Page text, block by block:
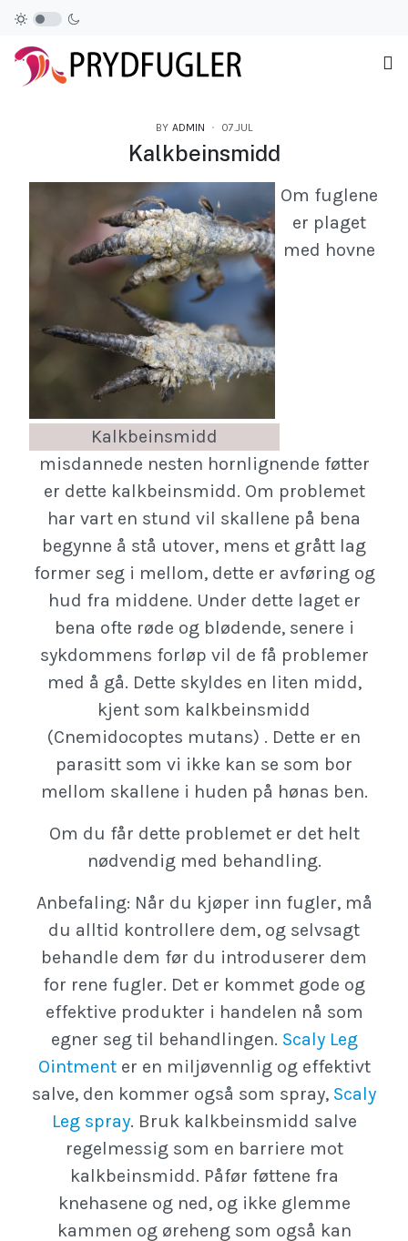
BY ADMIN 07.JUL
Kalkbeinsmidd
Kalkbeinsmidd
Om fuglene
er plaget
med hovne
misdannede nesten hornlignende føtter
er dette kalkbeinsmidd. Om problemet
har vart en stund vil skallene på bena
begynne å stå utover, mens et grått lag
former seg i mellom, dette er avføring og
hud fra middene. Under dette laget er
bena ofte røde og blødende, senere i
sykdommens forløp vil de få problemer
med å gå. Dette skyldes en liten midd,
kjent som kalkbeinsmidd
(Cnemidocoptes mutans) . Dette er en
parasitt som vi ikke kan se som bor
mellom skallene i huden på hønas ben.
Om du får dette problemet er det helt
nødvendig med behandling.
Anbefaling: Når du kjøper inn fugler, må
du alltid kontrollere dem, og selvsagt
behandle dem før du introduserer dem
for rene fugler. Det er kommet gode og
effektive produkter i handelen nå som
egner seg til behandlingen. Scaly Leg
Ointment er en miljøvennlig og effektivt
salve, den kommer også som spray, Scaly
Leg spray. Bruk kalkbeinsmidd salve
regelmessig som en barriere mot
kalkbeinsmidd. Påfør føttene fra
knehasene og ned, og ikke glemme
kammen og øreheng som også kan